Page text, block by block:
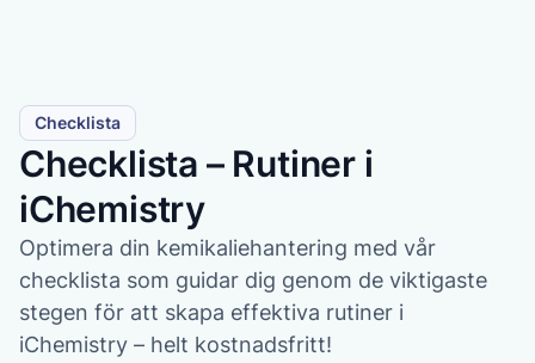
Checklista
Checklista – Rutiner i
iChemistry
Optimera din kemikaliehantering med vår
checklista som guidar dig genom de viktigaste
stegen för att skapa effektiva rutiner i
iChemistry – helt kostnadsfritt!